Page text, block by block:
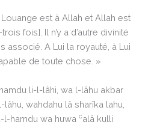
est à Allah et Allah est
fois]. Il n’y a d’autre divinité
associé. A Lui la royauté, à Lui
de toute chose. »
li-l-lâhi, wa l-lâhu akbar
lâhu, wahdahu lâ sharîka lahu,
l-hamdu wa huwa calâ kulli